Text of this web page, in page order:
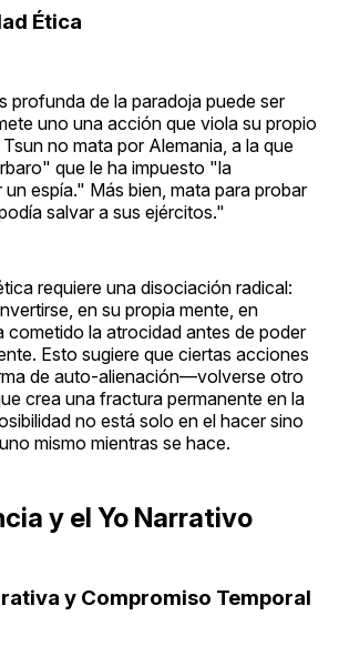
Ética
profunda de la paradoja puede ser
uno una acción que viola su propio
no mata por Alemania, a la que
que le ha impuesto "la
espía." Más bien, mata para probar
salvar a sus ejércitos."
requiere una disociación radical:
en su propia mente, en
cometido la atrocidad antes de poder
Esto sugiere que ciertas acciones
de auto-alienación—volverse otro
crea una fractura permanente en la
no está solo en el hacer sino
mismo mientras se hace.
y el Yo Narrativo
y Compromiso Temporal